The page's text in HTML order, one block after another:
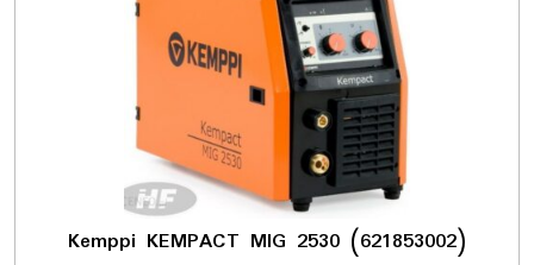
Kemppi KEMPACT MIG 2530 (621853002)